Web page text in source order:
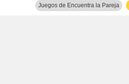
Juegos de Encuentra la Pareja